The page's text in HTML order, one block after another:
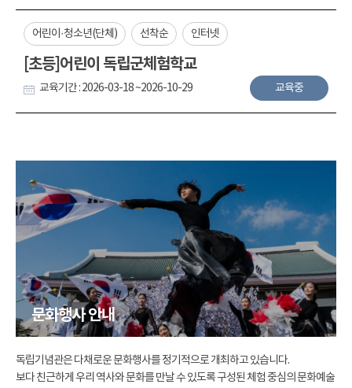
어린이·청소년(단체) 선착순 인터넷
[초등]어린이 독립군체험학교
교육기간 : 2026-03-18 ~2026-10-29 교육중
문화행사 안내
독립기념관은 다채로운 문화행사를 정기적으로 개최하고 있습니다.
보다 친근하게 우리 역사와 문화를 만날 수 있도록 구성된 체험 중심의 문화예술